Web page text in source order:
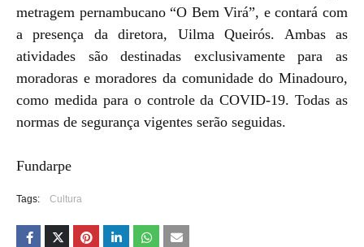
metragem pernambucano “O Bem Virá”, e contará com
a presença da diretora, Uilma Queirós. Ambas as
atividades são destinadas exclusivamente para as
moradoras e moradores da comunidade do Minadouro,
como medida para o controle da COVID-19. Todas as
normas de segurança vigentes serão seguidas.
Fundarpe
Tags: Cultura